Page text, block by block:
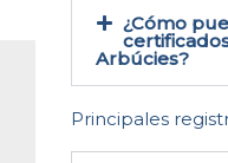
¿Cómo
Arbúcies​?
Principales